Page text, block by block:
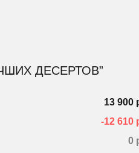
ДЕСЕРТОВ”
13 900
-12 610
0